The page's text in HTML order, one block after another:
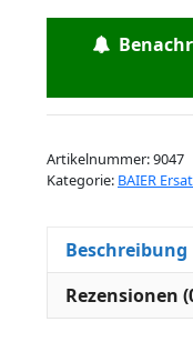
Artikelnummer:9047
Kategorie: BAIER
Beschreibung
Rezensionen